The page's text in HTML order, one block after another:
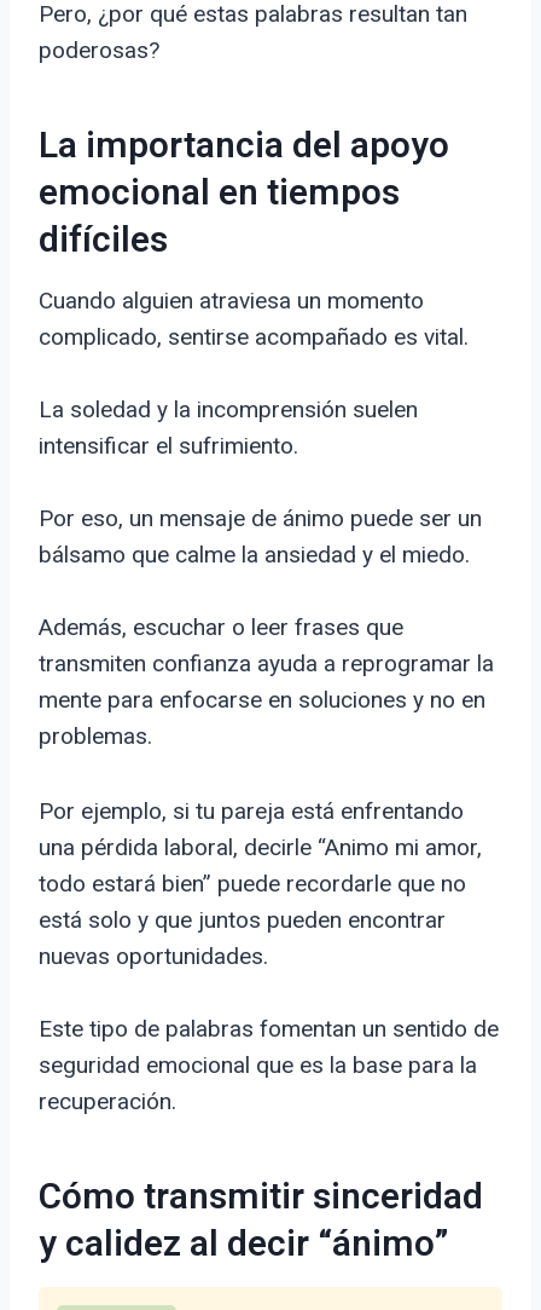
Pero, ¿por qué estas palabras resultan tan
poderosas?
La importancia del apoyo
emocional en tiempos
difíciles
Cuando alguien atraviesa un momento
complicado, sentirse acompañado es vital.
La soledad y la incomprensión suelen
intensificar el sufrimiento.
Por eso, un mensaje de ánimo puede ser un
bálsamo que calme la ansiedad y el miedo.
Además, escuchar o leer frases que
transmiten confianza ayuda a reprogramar la
mente para enfocarse en soluciones y no en
problemas.
Por ejemplo, si tu pareja está enfrentando
una pérdida laboral, decirle “Animo mi amor,
todo estará bien” puede recordarle que no
está solo y que juntos pueden encontrar
nuevas oportunidades.
Este tipo de palabras fomentan un sentido de
seguridad emocional que es la base para la
recuperación.
Cómo transmitir sinceridad
y calidez al decir “ánimo”